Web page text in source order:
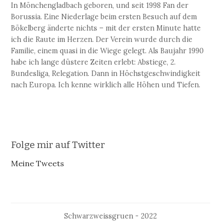
In Mönchengladbach geboren, und seit 1998 Fan der
Borussia. Eine Niederlage beim ersten Besuch auf dem
Bökelberg änderte nichts – mit der ersten Minute hatte
ich die Raute im Herzen. Der Verein wurde durch die
Familie, einem quasi in die Wiege gelegt. Als Baujahr 1990
habe ich lange düstere Zeiten erlebt: Abstiege, 2.
Bundesliga, Relegation. Dann in Höchstgeschwindigkeit
nach Europa. Ich kenne wirklich alle Höhen und Tiefen.
Folge mir auf Twitter
Meine Tweets
Schwarzweissgruen - 2022